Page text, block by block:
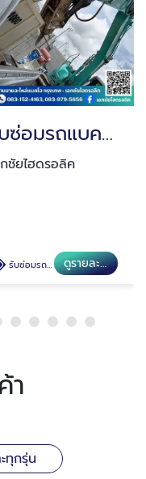
รับซ่อมรถแบคโฮนอกสถานที่
ชัยไฮดรอลิค
รับซ่อมรถแบคโฮนอกสถานที่ ดูรายละเอียด
า
ทุกรุ่น